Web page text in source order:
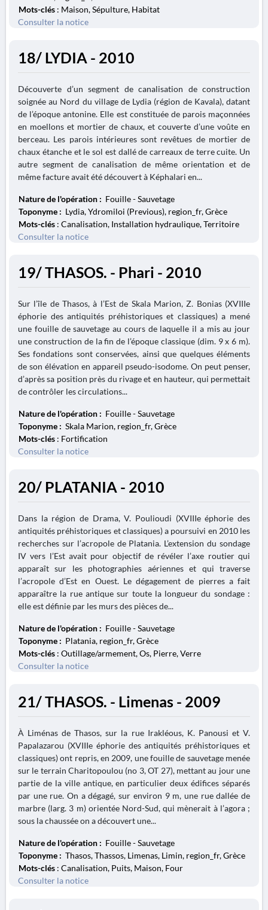
Mots-clés : Maison, Sépulture, Habitat
Consulter la notice
18/ LYDIA - 2010
Découverte d’un segment de canalisation de construction
soignée au Nord du village de Lydia (région de Kavala), datant
de l’époque antonine. Elle est constituée de parois maçonnées
en moellons et mortier de chaux, et couverte d’une voûte en
berceau. Les parois intérieures sont revêtues de mortier de
chaux étanche et le sol est dallé de carreaux de terre cuite. Un
autre segment de canalisation de même orientation et de
même facture avait été découvert à Képhalari en...
Nature de l'opération : Fouille - Sauvetage
Toponyme : Lydia, Ydromiloi (Previous), region_fr, Grèce
Mots-clés : Canalisation, Installation hydraulique, Territoire
Consulter la notice
19/ THASOS. - Phari - 2010
Sur l’île de Thasos, à l’Est de Skala Marion, Z. Bonias (XVIIIe
éphorie des antiquités préhistoriques et classiques) a mené
une fouille de sauvetage au cours de laquelle il a mis au jour
une construction de la fin de l’époque classique (dim. 9 x 6 m).
Ses fondations sont conservées, ainsi que quelques éléments
de son élévation en appareil pseudo-isodome. On peut penser,
d’après sa position près du rivage et en hauteur, qui permettait
de contrôler les circulations...
Nature de l'opération : Fouille - Sauvetage
Toponyme : Skala Marion, region_fr, Grèce
Mots-clés : Fortification
Consulter la notice
20/ PLATANIA - 2010
Dans la région de Drama, V. Poulioudi (XVIIIe éphorie des
antiquités préhistoriques et classiques) a poursuivi en 2010 les
recherches sur l’acropole de Platania. L’extension du sondage
IV vers l’Est avait pour objectif de révéler l’axe routier qui
apparaît sur les photographies aériennes et qui traverse
l’acropole d’Est en Ouest. Le dégagement de pierres a fait
apparaître la rue antique sur toute la longueur du sondage :
elle est définie par les murs des pièces de...
Nature de l'opération : Fouille - Sauvetage
Toponyme : Platania, region_fr, Grèce
Mots-clés : Outillage/armement, Os, Pierre, Verre
Consulter la notice
21/ THASOS. - Limenas - 2009
À Liménas de Thasos, sur la rue Irakléous, K. Panousi et V.
Papalazarou (XVIIIe éphorie des antiquités préhistoriques et
classiques) ont repris, en 2009, une fouille de sauvetage menée
sur le terrain Charitopoulou (no 3, OT 27), mettant au jour une
partie de la ville antique, en particulier deux édifices séparés
par une rue. On a dégagé, sur environ 9 m, une rue dallée de
marbre (larg. 3 m) orientée Nord-Sud, qui mènerait à l’agora ;
sous la chaussée on a découvert une...
Nature de l'opération : Fouille - Sauvetage
Toponyme : Thasos, Thassos, Limenas, Limin, region_fr, Grèce
Mots-clés : Canalisation, Puits, Maison, Four
Consulter la notice